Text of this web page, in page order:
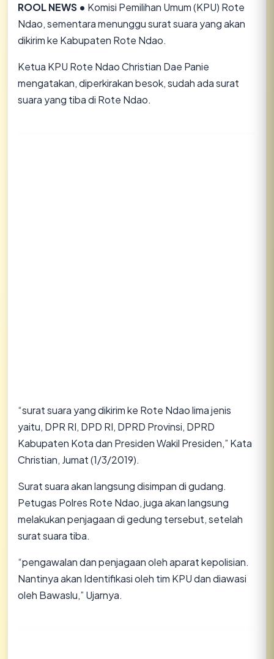
ROOL NEWS • Komisi Pemilihan Umum (KPU) Rote
Ndao, sementara menunggu surat suara yang akan
dikirim ke Kabupaten Rote Ndao.
Ketua KPU Rote Ndao Christian Dae Panie
mengatakan, diperkirakan besok, sudah ada surat
suara yang tiba di Rote Ndao.
“surat suara yang dikirim ke Rote Ndao lima jenis
yaitu, DPR RI, DPD RI, DPRD Provinsi, DPRD
Kabupaten Kota dan Presiden Wakil Presiden,” Kata
Christian, Jumat (1/3/2019).
Surat suara akan langsung disimpan di gudang.
Petugas Polres Rote Ndao, juga akan langsung
melakukan penjagaan di gedung tersebut, setelah
surat suara tiba.
“pengawalan dan penjagaan oleh aparat kepolisian.
Nantinya akan Identifikasi oleh tim KPU dan diawasi
oleh Bawaslu,” Ujarnya.